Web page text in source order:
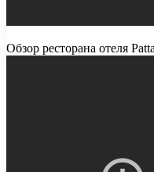
Обзор ресторана отеля